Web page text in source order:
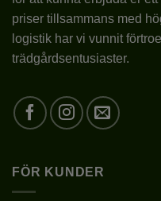
LÄGE
JORDMÅN
kan
väljas
på
produktsidan
priser tillsammans med
logistik har vi vunnit
trädgårdsentusiaster.
FÖR KUNDER